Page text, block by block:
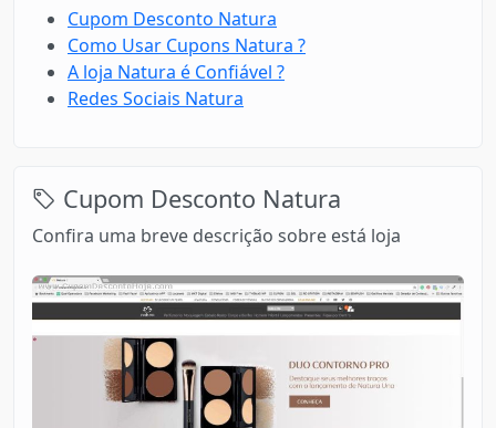
Cupom Desconto Natura
Como Usar Cupons Natura ?
A loja Natura é Confiável ?
Redes Sociais Natura
Cupom Desconto Natura
Confira uma breve descrição sobre está loja